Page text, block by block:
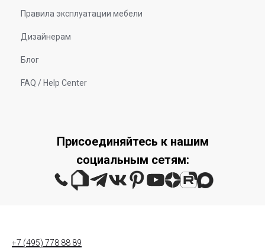
Правила эксплуатации мебели
Дизайнерам
Блог
FAQ / Help Center
Присоединяйтесь к нашим
социальным сетям:
+7 (495) 778 88 89